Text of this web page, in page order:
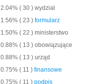
2.04% ( 30 ) wydział
1.56% ( 23 ) formularz
1.50% ( 22 ) ministerstwo
0.88% ( 13 ) obowiązujące
0.88% ( 13 ) urząd
0.75% ( 11 ) finansowe
0.75% ( 11 ) podpis